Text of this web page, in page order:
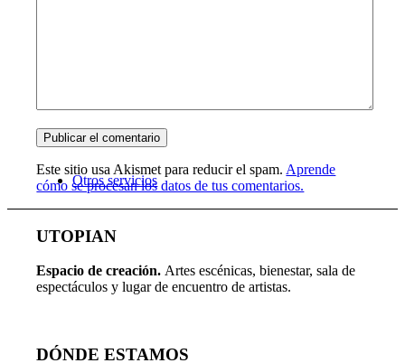
Otros servicios
Este sitio usa Akismet para reducir el spam. Aprende
cómo se procesan los datos de tus comentarios.
UTOPIAN
Espacio de creación. Artes escénicas, bienestar, sala de
espectáculos y lugar de encuentro de artistas.
DÓNDE ESTAMOS